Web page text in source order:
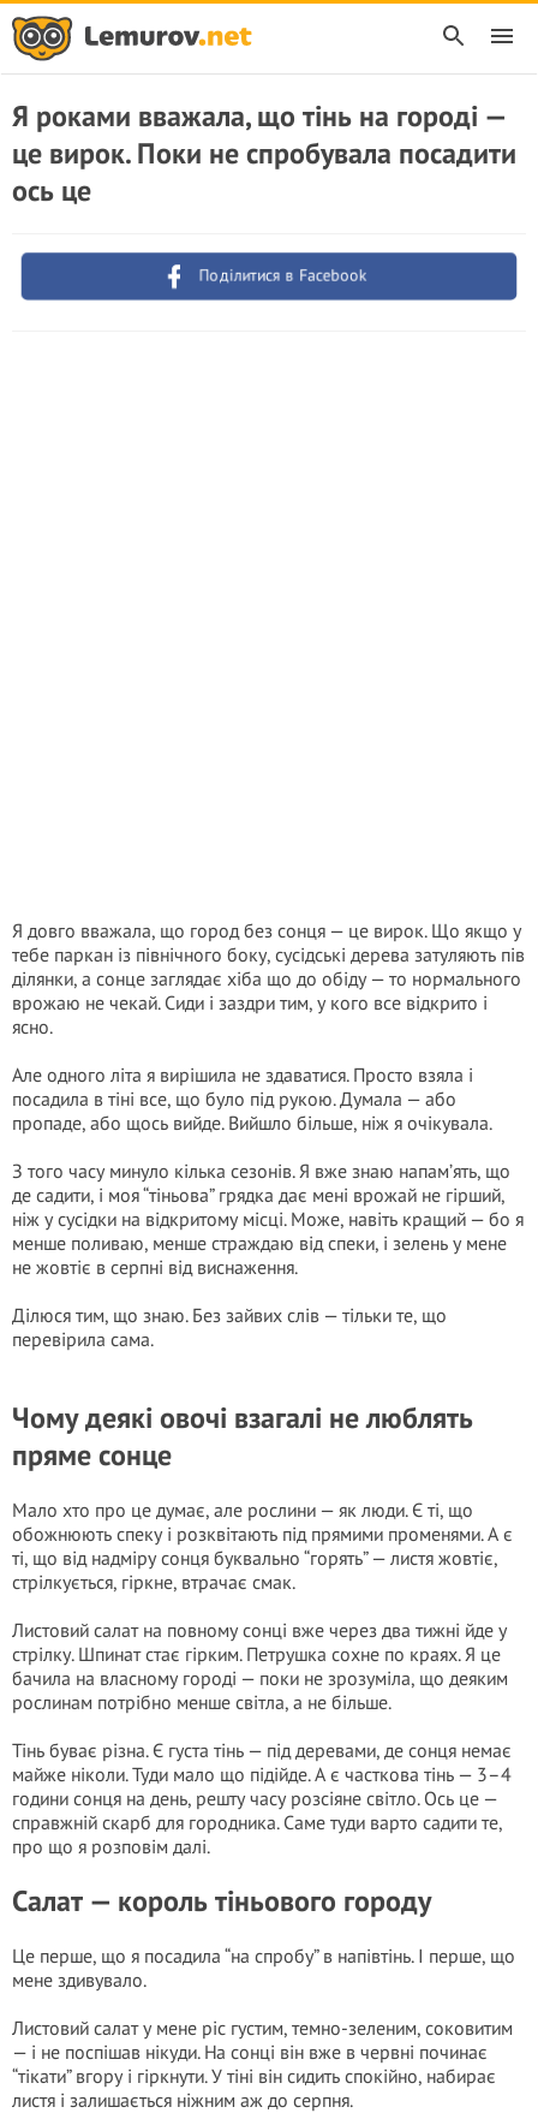
Я роками вважала, що тінь на городі —
це вирок. Поки не спробувала посадити
ось це
Поділитися в Facebook
Я довго вважала, що город без сонця — це вирок. Що якщо у
тебе паркан із північного боку, сусідські дерева затуляють пів
ділянки, а сонце заглядає хіба що до обіду — то нормального
врожаю не чекай. Сиди і заздри тим, у кого все відкрито і
ясно.
Але одного літа я вирішила не здаватися. Просто взяла і
посадила в тіні все, що було під рукою. Думала — або
пропаде, або щось вийде. Вийшло більше, ніж я очікувала.
З того часу минуло кілька сезонів. Я вже знаю напам’ять, що
де садити, і моя “тіньова” грядка дає мені врожай не гірший,
ніж у сусідки на відкритому місці. Може, навіть кращий — бо я
менше поливаю, менше страждаю від спеки, і зелень у мене
не жовтіє в серпні від виснаження.
Ділюся тим, що знаю. Без зайвих слів — тільки те, що
перевірила сама.
Чому деякі овочі взагалі не люблять
пряме сонце
Мало хто про це думає, але рослини — як люди. Є ті, що
обожнюють спеку і розквітають під прямими променями. А є
ті, що від надміру сонця буквально “горять” — листя жовтіє,
стрілкується, гіркне, втрачає смак.
Листовий салат на повному сонці вже через два тижні йде у
стрілку. Шпинат стає гірким. Петрушка сохне по краях. Я це
бачила на власному городі — поки не зрозуміла, що деяким
рослинам потрібно менше світла, а не більше.
Тінь буває різна. Є густа тінь — під деревами, де сонця немає
майже ніколи. Туди мало що підійде. А є часткова тінь — 3–4
години сонця на день, решту часу розсіяне світло. Ось це —
справжній скарб для городника. Саме туди варто садити те,
про що я розповім далі.
Салат — король тіньового городу
Це перше, що я посадила “на спробу” в напівтінь. І перше, що
мене здивувало.
Листовий салат у мене ріс густим, темно-зеленим, соковитим
— і не поспішав нікуди. На сонці він вже в червні починає
“тікати” вгору і гіркнути. У тіні він сидить спокійно, набирає
листя і залишається ніжним аж до серпня.